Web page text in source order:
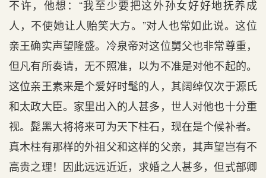
不许，他想：“我至少要把这外孙女好好地抚养成
人，不使她让人贻笑大方。”对人也常如此说。这位
亲王确实声望隆盛。冷泉帝对这位舅父也非常尊重，
但凡有所奏请，无不照准，以为不准是对他不起的。
这位亲王素来是个爱好时髦的人，其阔绰仅次于源氏
和太政大臣。家里出入的人甚多，世人对他也十分重
视。髭黑大将将来可为天下柱石，现在是个候补者。
真木柱有那样的外祖父和这样的父亲，其声望岂有不
高贵之理！因此远远近近，求婚之人甚多，但式部卿